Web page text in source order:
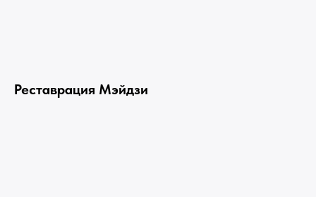
Реставрация Мэйдзи